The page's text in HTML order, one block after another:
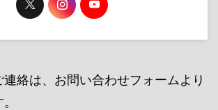
絡は、お問い合わせフォームより